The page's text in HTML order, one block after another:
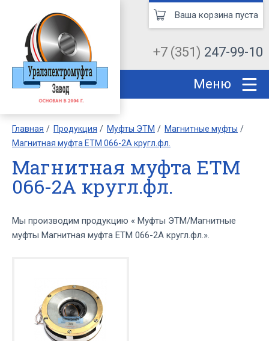
+7 (351) 247-99-10
Ваша корзина пуста
Меню
Главная Продукция Муфты ЭТМ
Магнитные муфты
Магнитная муфта ЕТМ 066-2А кругл.фл.
Магнитная муфта ЕТМ
066-2А кругл.фл.
Мы производим продукцию « Муфты ЭТМ/Магнитные
муфты Магнитная муфта ЕТМ 066-2А кругл.фл.».